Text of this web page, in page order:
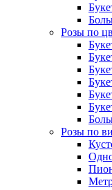
Розы по
Розы по